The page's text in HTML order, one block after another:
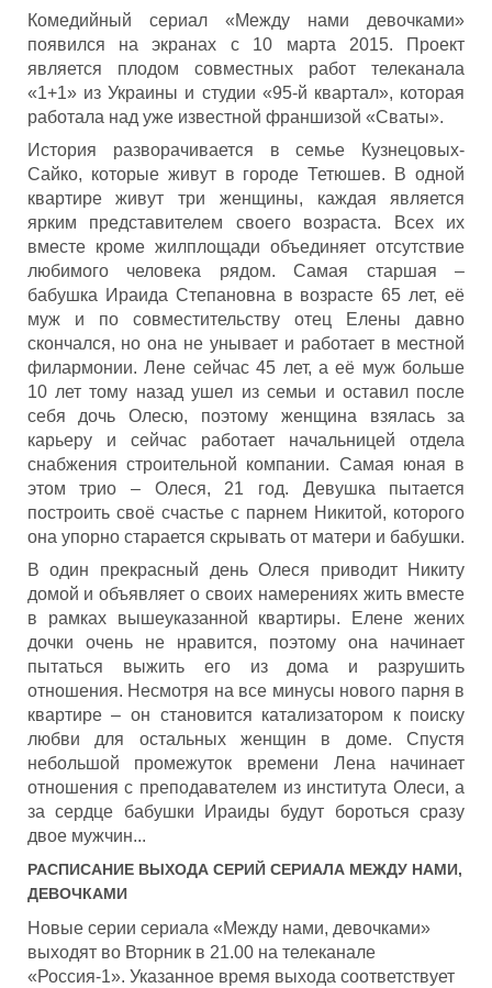
Комедийный сериал «Между нами девочками»
появился на экранах с 10 марта 2015. Проект
является плодом совместных работ телеканала
«1+1» из Украины и студии «95-й квартал», которая
работала над уже известной франшизой «Сваты».
История разворачивается в семье Кузнецовых-
Сайко, которые живут в городе Тетюшев. В одной
квартире живут три женщины, каждая является
ярким представителем своего возраста. Всех их
вместе кроме жилплощади объединяет отсутствие
любимого человека рядом. Самая старшая –
бабушка Ираида Степановна в возрасте 65 лет, её
муж и по совместительству отец Елены давно
скончался, но она не унывает и работает в местной
филармонии. Лене сейчас 45 лет, а её муж больше
10 лет тому назад ушел из семьи и оставил после
себя дочь Олесю, поэтому женщина взялась за
карьеру и сейчас работает начальницей отдела
снабжения строительной компании. Самая юная в
этом трио – Олеся, 21 год. Девушка пытается
построить своё счастье с парнем Никитой, которого
она упорно старается скрывать от матери и бабушки.
В один прекрасный день Олеся приводит Никиту
домой и объявляет о своих намерениях жить вместе
в рамках вышеуказанной квартиры. Елене жених
дочки очень не нравится, поэтому она начинает
пытаться выжить его из дома и разрушить
отношения. Несмотря на все минусы нового парня в
квартире – он становится катализатором к поиску
любви для остальных женщин в доме. Спустя
небольшой промежуток времени Лена начинает
отношения с преподавателем из института Олеси, а
за сердце бабушки Ираиды будут бороться сразу
двое мужчин...
РАСПИСАНИЕ ВЫХОДА СЕРИЙ СЕРИАЛА МЕЖДУ НАМИ,
ДЕВОЧКАМИ
Новые серии сериала «Между нами, девочками»
выходят во Вторник в 21.00 на телеканале
«Россия-1». Указанное время выхода соответствует